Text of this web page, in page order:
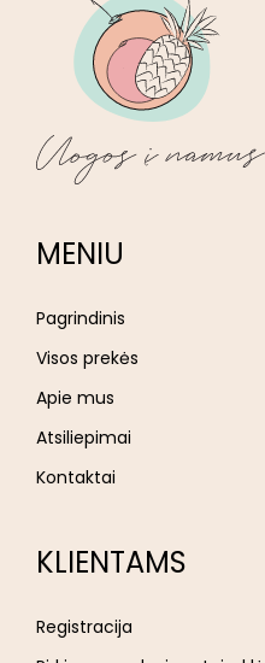
MENIU
Pagrindinis
Visos prekės
Apie mus
Atsiliepimai
Kontaktai
KLIENTAMS
Registracija